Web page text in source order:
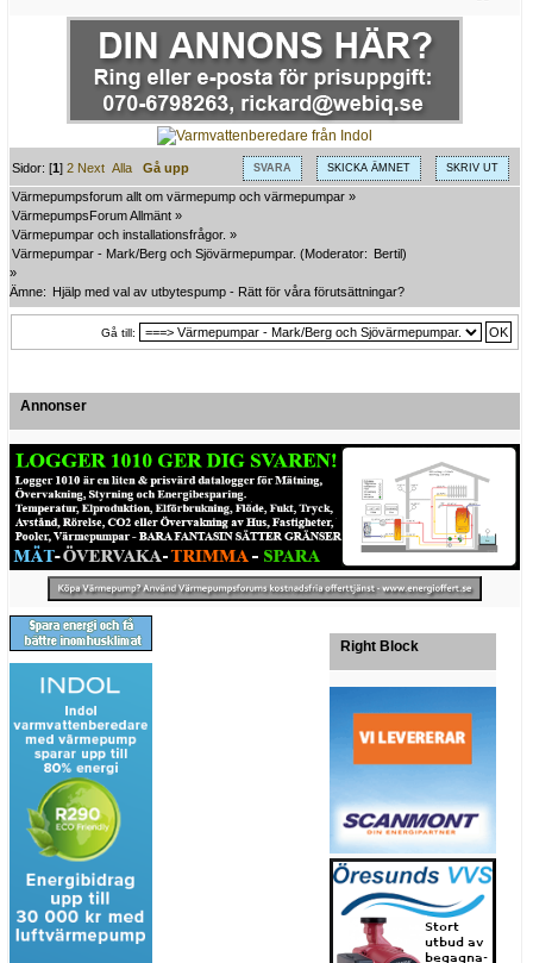
SVARA SKICKA ÄMNET SKRIV UT
Sidor: [1]2 Next Alla
Gå upp
Värmepumpsforum allt om värmepump och värmepumpar »
VärmepumpsForum Allmänt »
Värmepumpar och installationsfrågor. »
Värmepumpar - Mark/Berg och Sjövärmepumpar. (Moderator: Bertil)
»
Ämne: Hjälp med val av utbytespump - Rätt för våra förutsättningar?
Gå till:
Annonser
Right Block